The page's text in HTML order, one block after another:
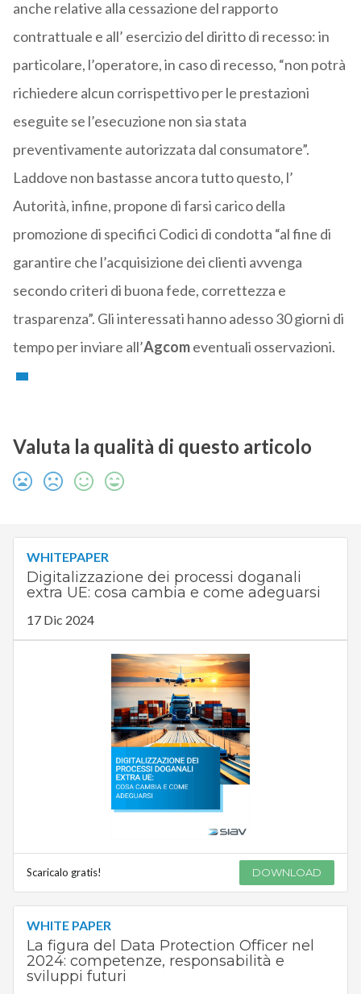
anche relative alla cessazione del rapporto
contrattuale e all’ esercizio del diritto di recesso: in
particolare, l’operatore, in caso di recesso, “non potrà
richiedere alcun corrispettivo per le prestazioni
eseguite se l’esecuzione non sia stata
preventivamente autorizzata dal consumatore”.
Laddove non bastasse ancora tutto questo, l’
Autorità, infine, propone di farsi carico della
promozione di specifici Codici di condotta “al fine di
garantire che l’acquisizione dei clienti avvenga
secondo criteri di buona fede, correttezza e
trasparenza”. Gli interessati hanno adesso 30 giorni di
tempo per inviare all’Agcomeventuali osservazioni.
Valuta la qualità di questo articolo
WHITEPAPER
Digitalizzazione dei processi doganali
extra UE: cosa cambia e come adeguarsi
17 Dic 2024
Scaricalo gratis! DOWNLOAD
WHITE PAPER
La figura del Data Protection Officer nel
2024: competenze, responsabilità e
sviluppi futuri